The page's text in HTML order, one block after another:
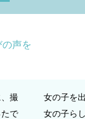
声を
撮
で
女の子を
女の子ら